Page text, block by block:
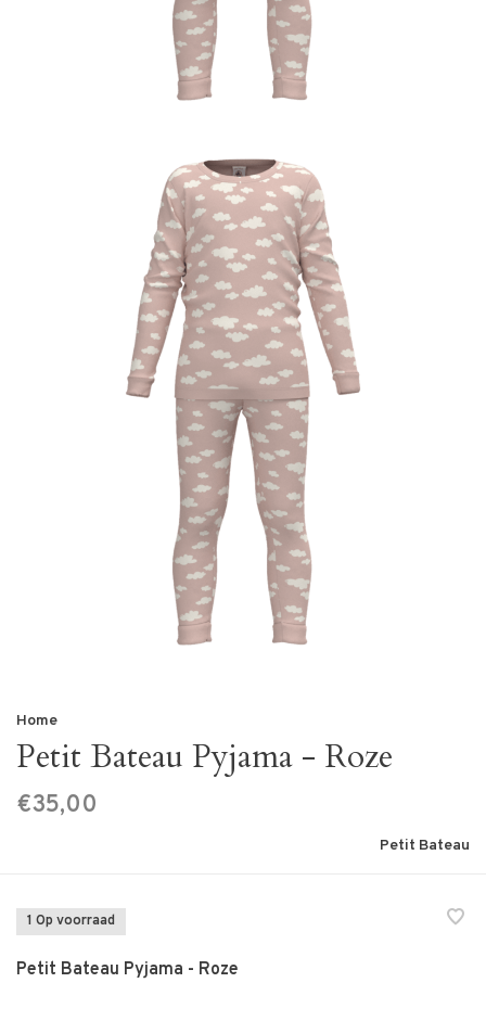
Home
Petit Bateau Pyjama - Roze
€35,00
Petit Bateau
1 Op voorraad
Petit Bateau Pyjama - Roze